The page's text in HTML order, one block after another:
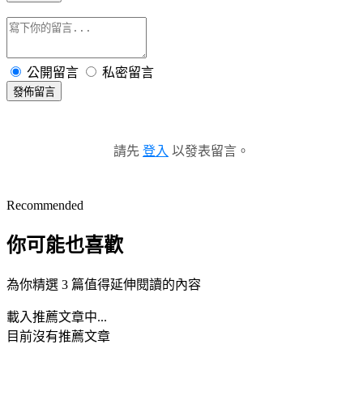
公開留言 私密留言
發佈留言
請先 登入 以發表留言。
Recommended
你可能也喜歡
為你精選 3 篇值得延伸閱讀的內容
載入推薦文章中...
目前沒有推薦文章